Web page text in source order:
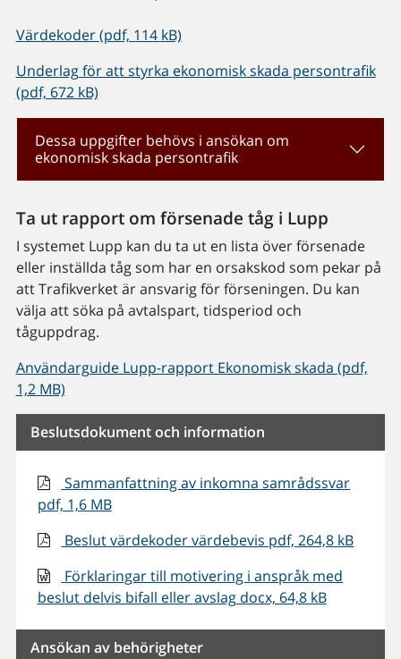
Värdekoder (pdf, 114 kB)
Underlag för att styrka ekonomisk skada persontrafik
(pdf, 672 kB)
Dessa uppgifter behövs i ansökan om
ekonomisk skada persontrafik
Ta ut rapport om försenade tåg i Lupp
I systemet Lupp kan du ta ut en lista över försenade
eller inställda tåg som har en orsakskod som pekar på
att Trafikverket är ansvarig för förseningen. Du kan
välja att söka på avtalspart, tidsperiod och
tåguppdrag.
Användarguide Lupp-rapport Ekonomisk skada (pdf,
1,2 MB)
Beslutsdokument och information
Sammanfattning av inkomna samrådssvar
pdf, 1,6 MB
Beslut värdekoder värdebevis pdf, 264,8 kB
Förklaringar till motivering i anspråk med
beslut delvis bifall eller avslag docx, 64,8 kB
Ansökan av behörigheter